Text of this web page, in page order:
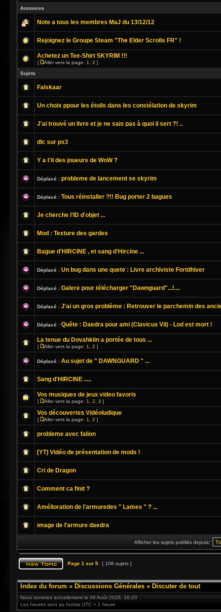
Annonces
Note a tous les membres MaJ du 13/12/12
Rejoignez le Groupe Steam "The Elder Scrolls FR" !
Achetez un Tee-Shirt SKYRIM !!!
[ Aller vers la page: 1 2 ]
Sujets
Falskaar
Un choix ppour les étoils dans les constélation de skyrim
J'ai trouvé un livre et je ne sais pas à quoi il sert ?! ..
dlc sur ps3
Y a t'il des joueurs de WoW ?
Déplacé : probleme de lancement se skyrim
Déplacé : Tous réinstaller ?!! Bug porter 2 bagues
Je cherche l'ID d'objet ...
Mod : Texture des gardes
Bague d'HIRCINE , et sang d'Hircine ...
Déplacé : Un bug dans une quete : Livre archiviste Fortdhiver
Déplacé : Galere pour télécharger "Dawnguard"...!....
Déplacé : J'ai un gros problème : Retrouver le parchemin des
Déplacé : Quête : Daedra pour ami (Clavicus Vil) - Lod est mort !
La tenue du Dovahkiin a portée de tous ...
[ Aller vers la page: 1 2 ]
Déplacé : Au sujet de " DAWNGUARD " ...
Sang d'HIRCINE .....
Vos musiques de jeux video favoris
[ Aller vers la page: 1 2 3 ]
Vos découvertes Vidéoludique
[ Aller vers la page: 1 2 ]
probleme avec falion
[YT] Vidéo de présentation de mods !
Cri de Dragon
Comment ca finit ?
Amélioration de l'armuredes " Lames " ? ...
image de l'armure daedra
Afficher les sujets publiés depuis:
Page 1 sur 5 [ 108 sujets ]
Index du forum » Discussions Générales » Discuter de tout
Nous sommes actuellement le 09 Août 2026, 16:23
Les heures sont au format UTC + 1 heure